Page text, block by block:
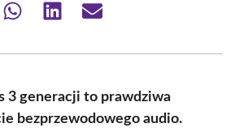
Share Share Share
3 generacji to prawdziwa
bezprzewodowego audio.